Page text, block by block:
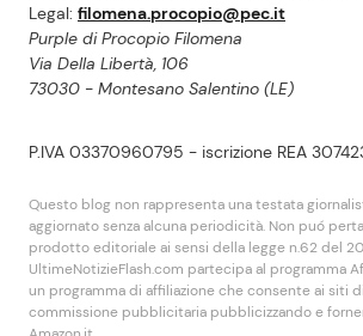
Legal: filomena.procopio@pec.it
Purple di Procopio Filomena
Via Della Libertà, 106
73030 - Montesano Salentino (LE)
P.IVA 03370960795 - iscrizione REA
Questo blog non rappresenta una testata
aggiornato senza alcuna periodicità. Non puó
prodotto editoriale ai sensi della legge n.62 del
UltimeNotizieFlash.com partecipa al programma
un programma di affiliazione che consente ai siti
commissione pubblicitaria pubblicizzando e